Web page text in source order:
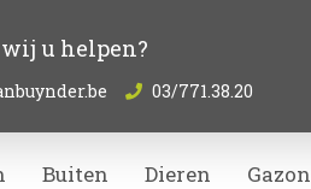
u helpen?
03/771.38.20
Buiten Dieren Gazon